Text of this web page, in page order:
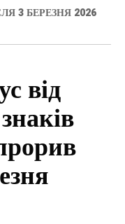
3 БЕРЕЗНЯ 2026
від